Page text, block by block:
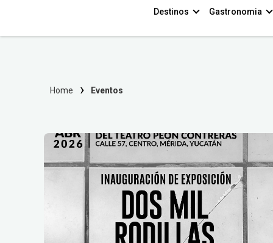
Destinos Gastronomia
Home Eventos